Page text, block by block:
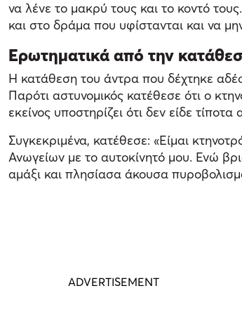
να λένε το μακρύ τους και το κοντό
και στο δράμα που υφίστανται και να
Ερωτηματικά από την
Η κατάθεση του άντρα που δέχτηκε
Παρότι αστυνομικός κατέθεσε ότι ο
εκείνος υποστηρίζει ότι δεν είδε
Συγκεκριμένα, κατέθεσε: «Είμαι
Ανωγείων με το αυτοκίνητό μου. Ενώ
αμάξι και πλησίασα άκουσα